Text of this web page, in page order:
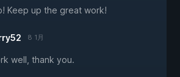
Keep up the great work!
8 1月
well, thank you.